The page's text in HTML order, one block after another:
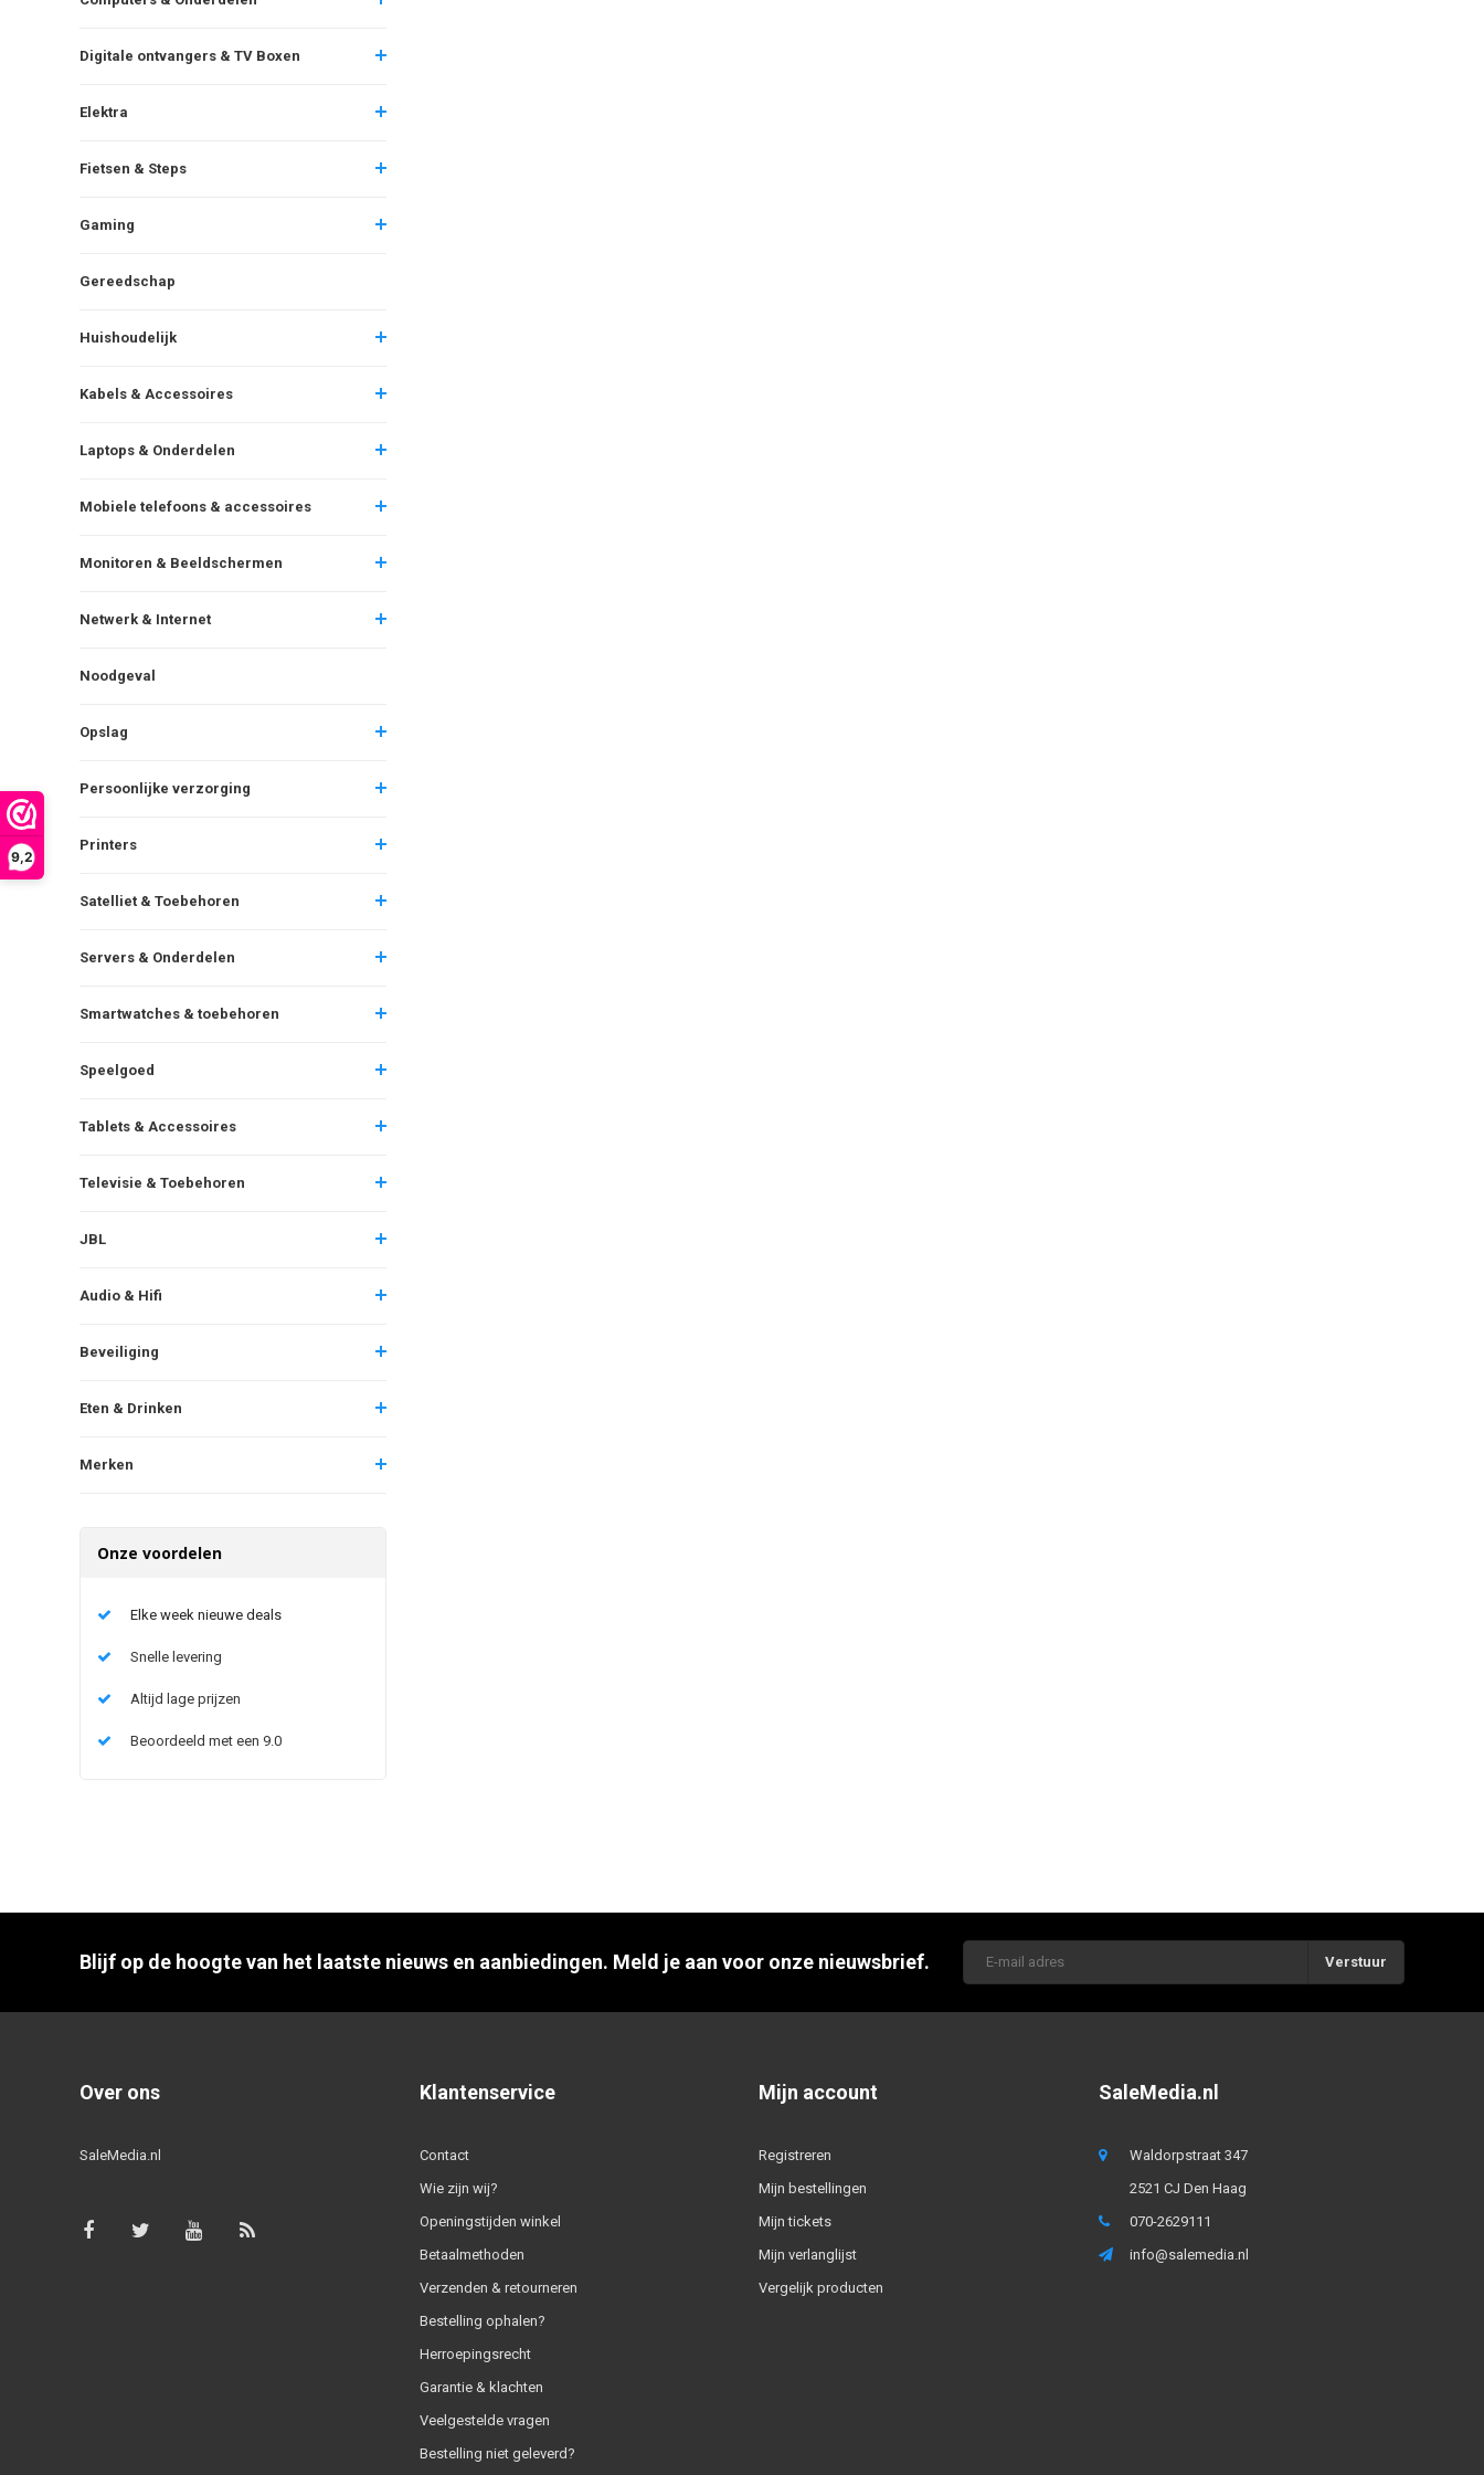
9,2
Digitale ontvangers & TV Boxen
Elektra
Fietsen & Steps
Gaming
Gereedschap
Huishoudelijk
Kabels & Accessoires
Laptops & Onderdelen
Mobiele telefoons & accessoires
Monitoren & Beeldschermen
Netwerk & Internet
Noodgeval
Opslag
Persoonlijke verzorging
Printers
Satelliet & Toebehoren
Servers & Onderdelen
Smartwatches & toebehoren
Speelgoed
Tablets & Accessoires
Televisie & Toebehoren
JBL
Audio & Hifi
Beveiliging
Eten & Drinken
Merken
Onze voordelen
Elke week nieuwe deals
Snelle levering
Altijd lage prijzen
Beoordeeld met een 9.0
Blijf op de hoogte van het laatste nieuws en aanbiedingen. Meld je aan voor onze nieuwsbrief. Verstuur
Over ons
SaleMedia.nl
Klantenservice
Contact
Wie zijn wij?
Openingstijden winkel
Betaalmethoden
Verzenden & retourneren
Bestelling ophalen?
Herroepingsrecht
Garantie & klachten
Veelgestelde vragen
Bestelling niet geleverd?
Mijn account
Registreren
Mijn bestellingen
Mijn tickets
Mijn verlanglijst
Vergelijk producten
SaleMedia.nl
Waldorpstraat 347
2521 CJ Den Haag
070-2629111
info@salemedia.nl